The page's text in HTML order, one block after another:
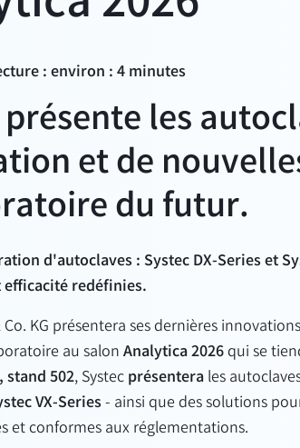
: environ : 4 minutes
les
et de
du futur.
d'autoclaves : Systec DX-Series et
redéfinies.
KG présenterasesdernières
au salonAnalytica 2026qui se
stand 502, Systecprésenterales
VX-Series- ainsi que des solutions
et conformes aux réglementations.